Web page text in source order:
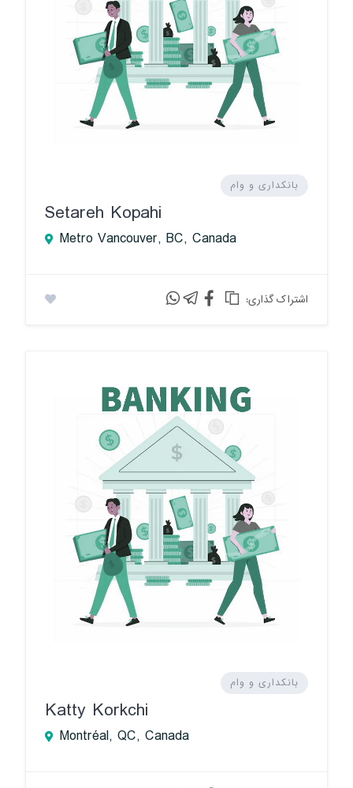
بانکداری و وام
Setareh Kopahi
Metro Vancouver, BC, Canada
:اشتراک گذاری
بانکداری و وام
Katty Korkchi
Montréal, QC, Canada